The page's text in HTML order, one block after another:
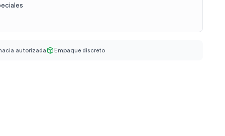
autorizada Empaque discreto